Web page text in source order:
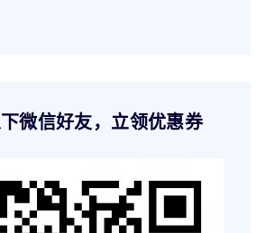
微信好友，立领优惠券